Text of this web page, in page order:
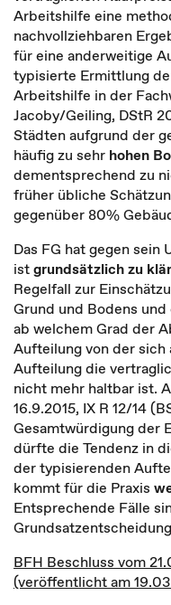
Arbeitshilfe eine
nachvollziehbaren
für eine anderweitige
typisierte Ermittlung
Arbeitshilfe in der
Jacoby/Geiling, DStR
Städten aufgrund der
häufig zu sehr hohen
dementsprechend zu
früher übliche
gegenüber 80%
Das FG hat gegen sein
istgrundsätzlich zu
Regelfall zur
Grund und Bodens
ab welchem Grad der
Aufteilung von der
Aufteilung die
nicht mehr haltbar ist.
16.9.2015, IX R 12/14
Gesamtwürdigung der
dürfte die Tendenz in
der typisierenden
kommt für die Praxis
Entsprechende Fälle
BFH Beschluss vom
(veröffentlicht am